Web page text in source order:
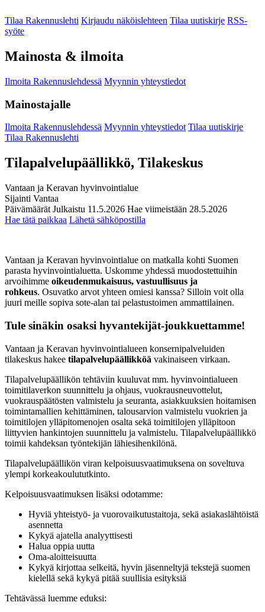
Tilaa Rakennuslehti Kirjaudu näköislehteen Tilaa uutiskirje RSS-
syöte
Mainosta & ilmoita
Ilmoita Rakennuslehdessä Myynnin yhteystiedot
Mainostajalle
Ilmoita Rakennuslehdessä Myynnin yhteystiedot Tilaa uutiskirje
Tilaa Rakennuslehti
Tilapalvelupäällikkö, Tilakeskus
Vantaan ja Keravan hyvinvointialue
Sijainti Vantaa
Päivämäärät Julkaistu 11.5.2026 Hae viimeistään 28.5.2026
Hae tätä paikkaa Lähetä sähköpostilla
Vantaan ja Keravan hyvinvointialue on matkalla kohti Suomen
parasta hyvinvointialuetta. Uskomme yhdessä muodostettuihin
arvoihimme oikeudenmukaisuus, vastuullisuus ja
rohkeus. Osuvatko arvot yhteen omiesi kanssa? Silloin voit olla
juuri meille sopiva sote-alan tai pelastustoimen ammattilainen.
Tule sinäkin osaksi hyvantekijät-joukkuettamme!
Vantaan ja Keravan hyvinvointialueen konsernipalveluiden
tilakeskus hakee tilapalvelupäällikköä vakinaiseen virkaan.
Tilapalvelupäällikön tehtäviin kuuluvat mm. hyvinvointialueen
toimitilaverkon suunnittelu ja ohjaus, vuokrausneuvottelut,
vuokrauspäätösten valmistelu ja seuranta, asiakkuuksien hoitamisen
toimintamallien kehittäminen, talousarvion valmistelu vuokrien ja
toimitilojen ylläpitomenojen osalta sekä toimitilojen ylläpitoon
liittyvien hankintojen suunnittelu ja valmistelu. Tilapalvelupäällikkö
toimii kahdeksan työntekijän lähiesihenkilönä.
Tilapalvelupäällikön viran kelpoisuusvaatimuksena on soveltuva
ylempi korkeakoulututkinto.
Kelpoisuusvaatimuksen lisäksi odotamme:
Hyviä yhteistyö- ja vuorovaikutustaitoja, sekä asiakaslähtöistä
asennetta
Kykyä ajatella analyyttisesti
Halua oppia uutta
Oma-aloitteisuutta
Kykyä kirjottaa selkeitä, hyvin jäsenneltyjä tekstejä suomen
kielellä sekä kykyä pitää suullisia esityksiä
Tehtävässä luemme eduksi: